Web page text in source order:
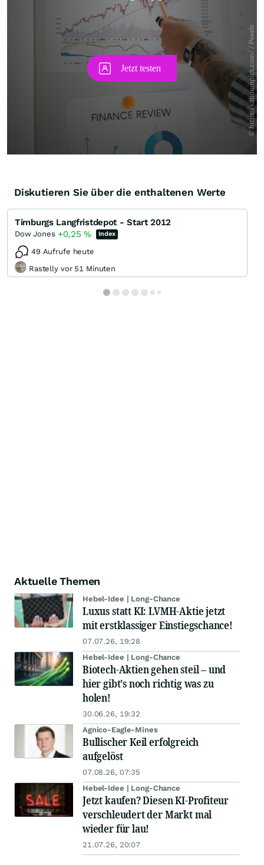
Diskutieren Sie über die enthaltenen Werte
Timburgs Langfristdepot - Start 2012
Dow Jones +0,25% Index
49 Aufrufe heute
Rastelly vor 51 Minuten
Aktuelle Themen
Hebel-Idee | Long-Chance
Luxus statt KI: LVMH-Aktie jetzt
mit erstklassiger Einstiegschance!
07.07.26, 19:28
Hebel-Idee | Long-Chance
Biotech-Aktien gehen steil – und
hier gibt's noch richtig was zu
holen!
30.06.26, 19:32
Agnico-Eagle-Mines
Bullischer Keil erfolgreich
aufgelöst
07.08.26, 07:35
Hebel-Idee | Long-Chance
Jetzt kaufen? Diesen KI-Profiteur
verschleudert der Markt mal
wieder für lau!
21.07.26, 20:07